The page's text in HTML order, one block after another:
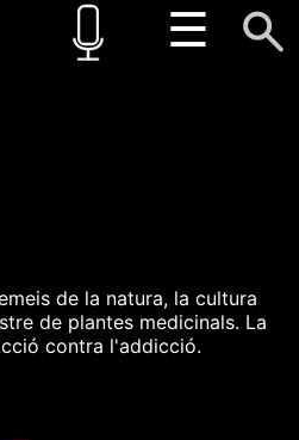
☰
de la natura, la cultura
de plantes medicinals. La
contra l'addicció.